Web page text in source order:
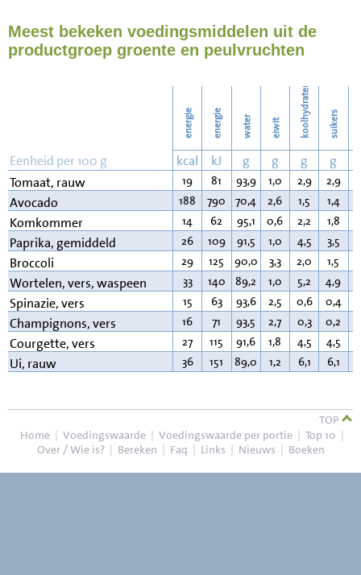
Strijken 16
18
Meest bekeken voedingsmiddelen uit de
productgroep groente en peulvruchten
energie energie water eiwit koolhydraten suikers
Eenheid per 100 g kcal kJ g g g g
Tomaat, rauw
19 81 93,9 1,0 2,9 2,9
Avocado 188 790 70,4 2,6 1,5 1,4
Komkommer 14 62 95,1 0,6 2,2 1,8
Paprika, gemiddeld 26 109 91,5 1,0 4,5 3,5
Broccoli 29 125 90,0 3,3 2,0 1,5
Wortelen, vers, waspeen 33 140 89,2 1,0 5,2 4,9
Spinazie, vers 15 63 93,6 2,5 0,6 0,4
Champignons, vers 16 71 93,5 2,7 0,3 0,2
Courgette, vers 27 115 91,6 1,8 4,5 4,5
Ui, rauw 36 151 89,0 1,2 6,1 6,1
TOP
Home | Voedingswaarde | Voedingswaarde per portie | Top 10 |
Over / Wie is? | Bereken | Faq | Links | Nieuws | Boeken